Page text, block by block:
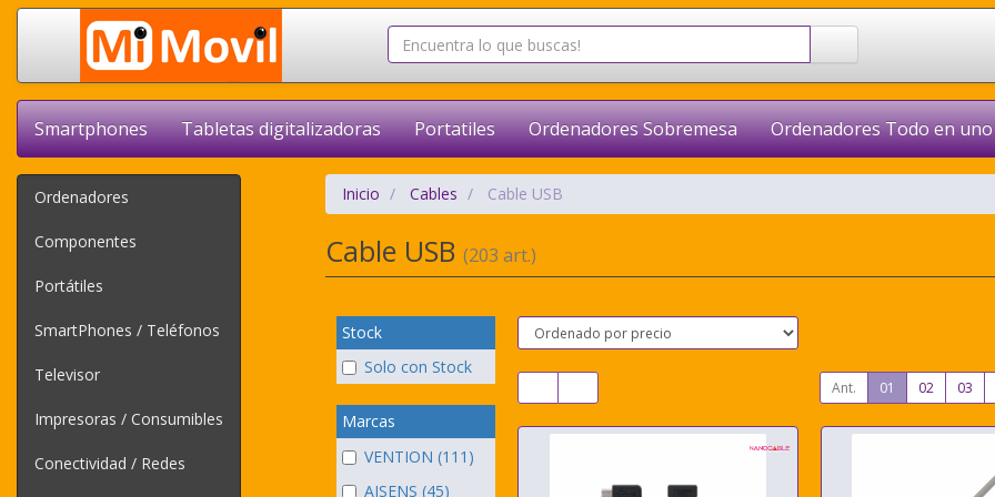
Smartphones Tabletas digitalizadoras Portatiles Ordenadores Sobremesa Ordenadores Todo en uno
Ordenadores
Componentes
Portátiles
SmartPhones / Teléfonos
Televisor
Impresoras / Consumibles
Conectividad / Redes
Inicio Cables Cable USB
Cable USB (203 art.)
Stock
Solo con Stock
Marcas
VENTION (111)
AISENS (45)
Ant. 01 02 03